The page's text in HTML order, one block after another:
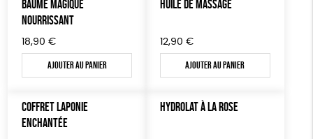
BAUME MAGIQUE
NOURRISSANT
18,90 €
Ajouter au panier
HUILE DE MASSAGE
12,90 €
Ajouter au panier
COFFRET LAPONIE
ENCHANTÉE
HYDROLAT À LA ROSE